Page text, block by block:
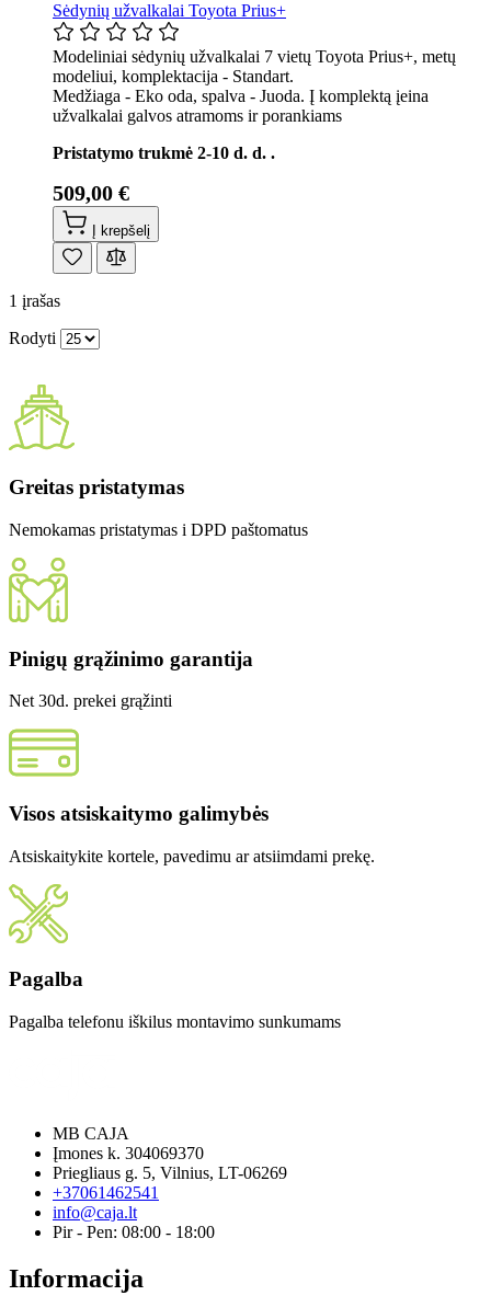
Sėdynių užvalkalai Toyota Prius+
Modeliniai sėdynių užvalkalai 7 vietų Toyota Prius+, metų
modeliui, komplektacija - Standart.
Medžiaga - Eko oda, spalva - Juoda. Į komplektą įeina
užvalkalai galvos atramoms ir porankiams
Pristatymo trukmė 2-10 d. d. .
509,00 €
Į krepšelį
1 įrašas
Rodyti
Greitas pristatymas
Nemokamas pristatymas i DPD paštomatus
Pinigų grąžinimo garantija
Net 30d. prekei grąžinti
Visos atsiskaitymo galimybės
Atsiskaitykite kortele, pavedimu ar atsiimdami prekę.
Pagalba
Pagalba telefonu iškilus montavimo sunkumams
MB CAJA
Įmones k. 304069370
Priegliaus g. 5, Vilnius, LT-06269
+37061462541
info@caja.lt
Pir - Pen: 08:00 - 18:00
Informacija